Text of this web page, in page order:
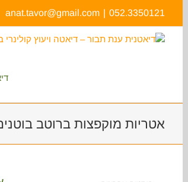
לתוכן
052.3350121
|
anat.tavor@gmail.com
אטריות מוקפצות ברוטב